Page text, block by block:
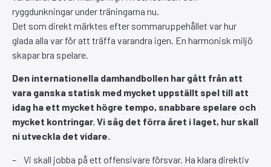
ryggdunkningar under träningarna nu.
Det som direkt märktes efter sommaruppehållet var hur
glada alla var för att träffa varandra igen. En harmonisk miljö
skapar bra spelare.
Den internationella damhandbollen har gått från att
vara ganska statisk med mycket uppställt spel till att
idag ha ett mycket högre tempo, snabbare spelare och
mycket kontringar. Vi såg det förra året i laget, hur skall
ni utveckla det vidare.
– Vi skall jobba på ett offensivare försvar. Ha klara direktiv